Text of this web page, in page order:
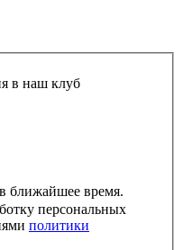
в наш клуб
ближайшее время.
персональных
политики